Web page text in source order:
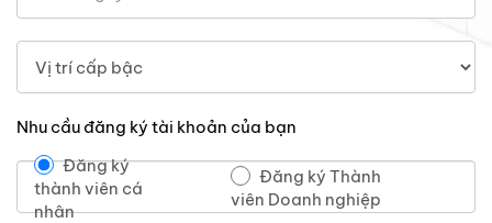
Nhu cầu đăng ký tài khoản của bạn
Đăng ký
thành viên cá
nhân
Đăng ký Thành
viên Doanh nghiệp